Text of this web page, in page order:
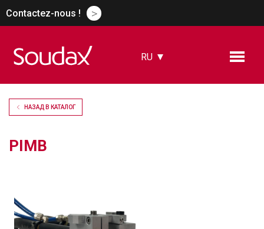
Contactez-nous ! >
RU
НАЗАД В КАТАЛОГ
PIMB